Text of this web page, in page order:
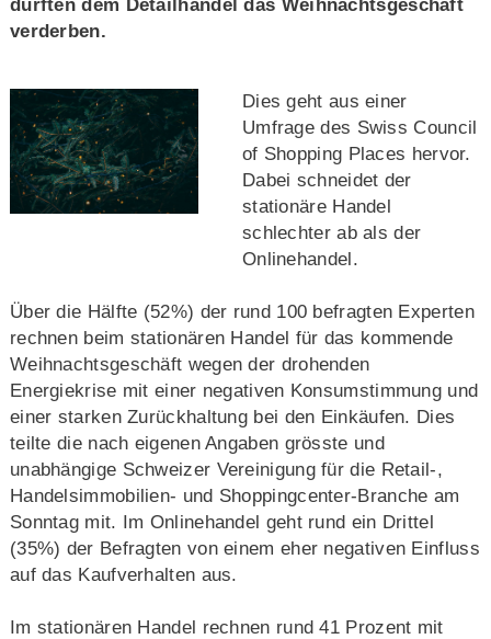
dürften dem Detailhandel das Weihnachtsgeschäft
verderben.
Dies geht aus einer
Umfrage des Swiss Council
of Shopping Places hervor.
Dabei schneidet der
stationäre Handel
schlechter ab als der
Onlinehandel.
Über die Hälfte (52%) der rund 100 befragten Experten
rechnen beim stationären Handel für das kommende
Weihnachtsgeschäft wegen der drohenden
Energiekrise mit einer negativen Konsumstimmung und
einer starken Zurückhaltung bei den Einkäufen. Dies
teilte die nach eigenen Angaben grösste und
unabhängige Schweizer Vereinigung für die Retail-,
Handelsimmobilien- und Shoppingcenter-Branche am
Sonntag mit. Im Onlinehandel geht rund ein Drittel
(35%) der Befragten von einem eher negativen Einfluss
auf das Kaufverhalten aus.
Im stationären Handel rechnen rund 41 Prozent mit